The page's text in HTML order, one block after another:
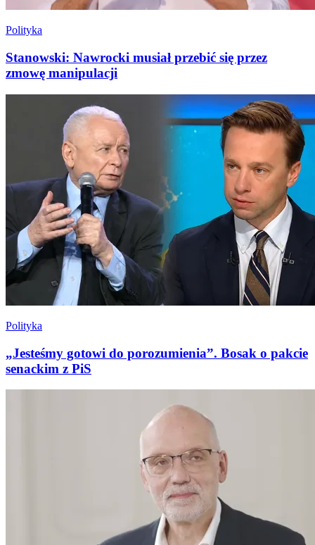
Polityka
Stanowski: Nawrocki musiał przebić się przez
zmowę manipulacji
Polityka
„Jesteśmy gotowi do porozumienia”. Bosak o pakcie
senackim z PiS